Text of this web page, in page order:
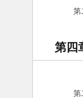
第二
第四
第二